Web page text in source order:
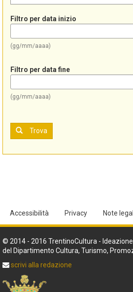
Filtro per data inizio
(gg/mm/aaaa)
Filtro per data fine
(gg/mm/aaaa)
Trova
Accessibilità Privacy Note
© 2014 - 2016 TrentinoCultura -
del Dipartimento Cultura, Turismo,
scrivi alla redazione